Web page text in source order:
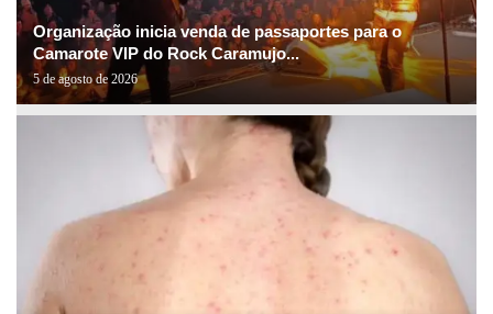
Organização inicia venda de passaportes para o
Camarote VIP do Rock Caramujo...
5 de agosto de 2026